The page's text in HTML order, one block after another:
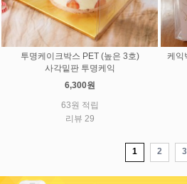
투명케이크박스 PET (높은 3호)
사각밑판 투명케익
6,300원
63원 적립
리뷰 29
케익
1 2 3